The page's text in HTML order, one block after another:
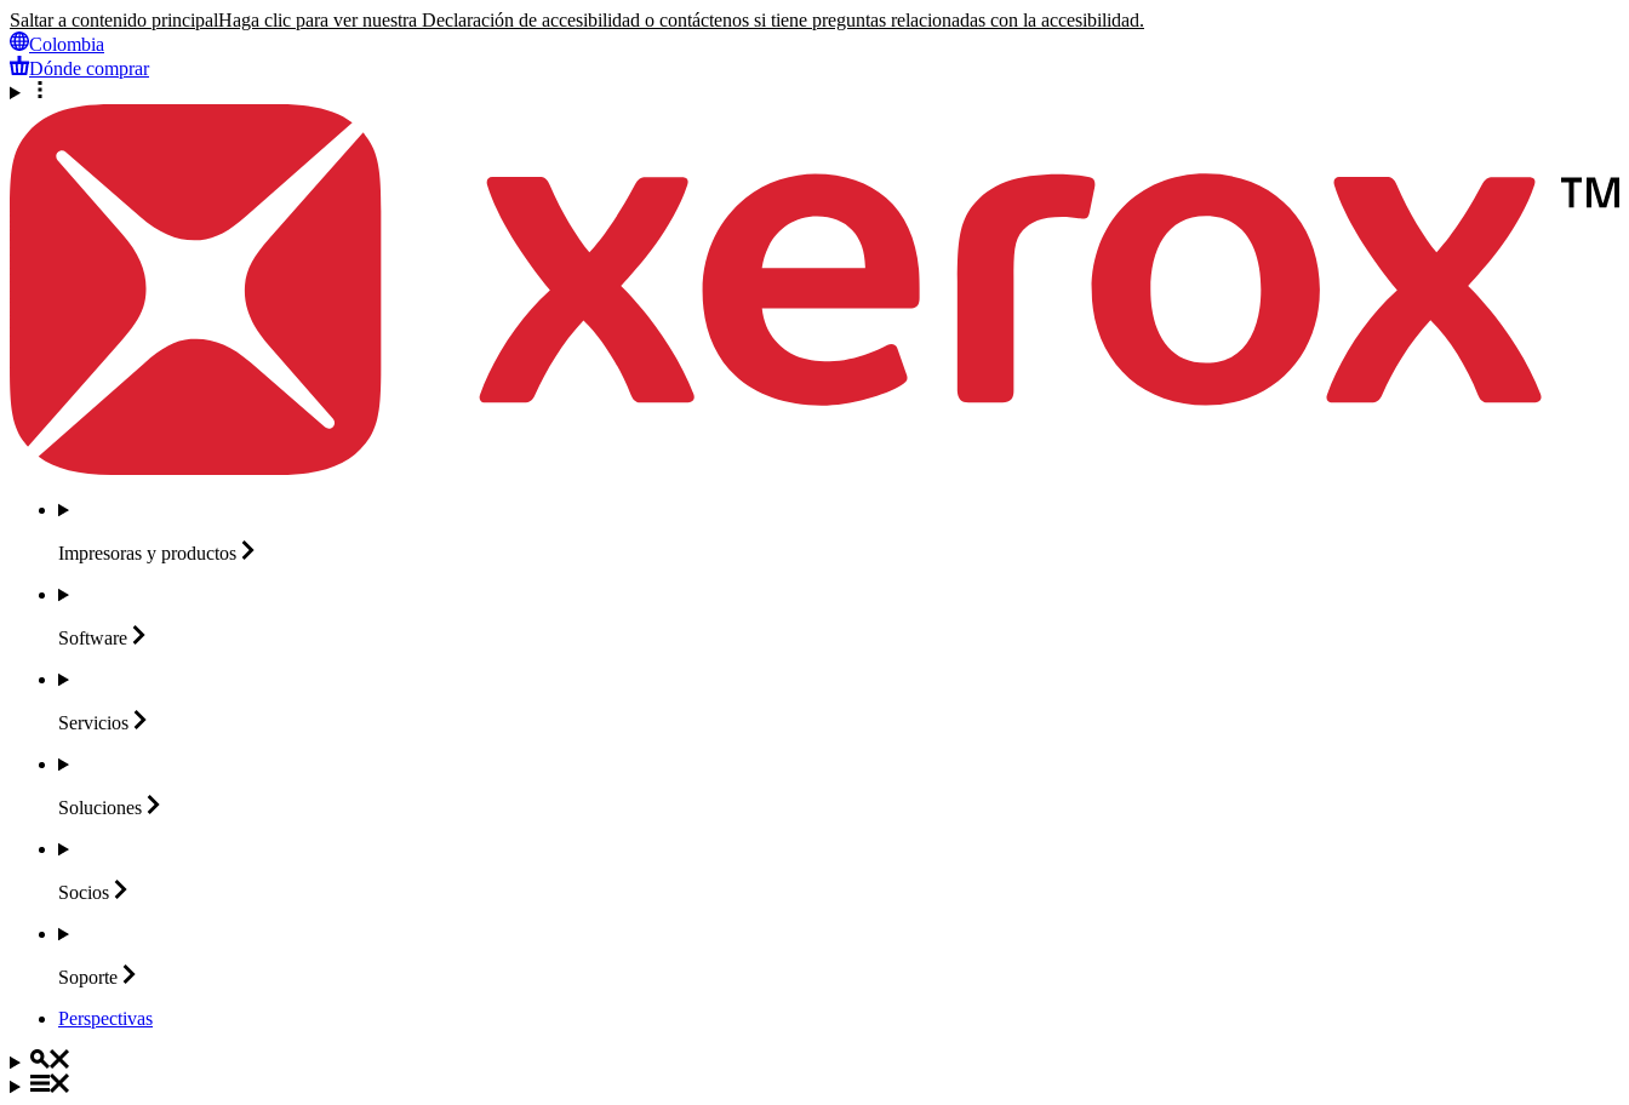
Saltar a contenido principalHaga clic para ver nuestra Declaración de accesibilidad o contáctenos si tiene preguntas relacionadas con la accesibilidad.
Colombia
Dónde comprar
Impresoras y productos
Software
Servicios
Soluciones
Socios
Soporte
Perspectivas